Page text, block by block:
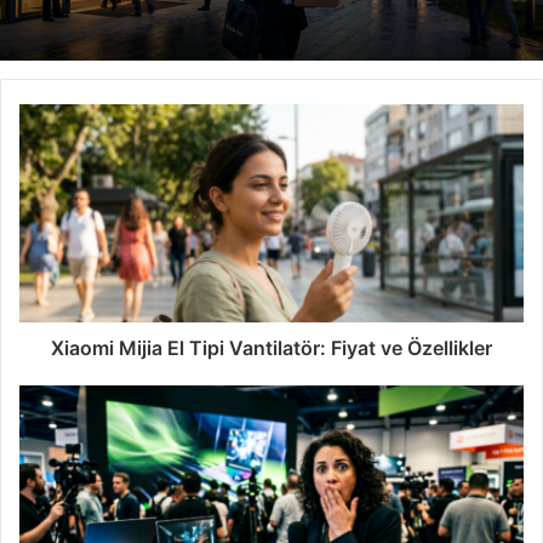
Xiaomi Mijia El Tipi Vantilatör: Fiyat ve Özellikler